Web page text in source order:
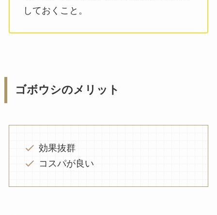
しておくこと。
ゴボウシのメリット
効果抜群
コスパが良い